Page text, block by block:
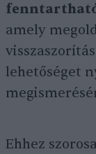
amely
lehetőséget
Ehhez